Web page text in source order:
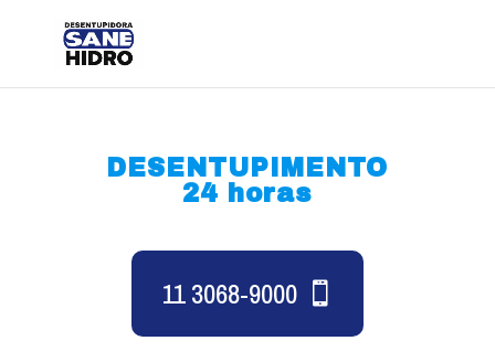
DESENTUPIMENTO
24 horas
11 3068-9000